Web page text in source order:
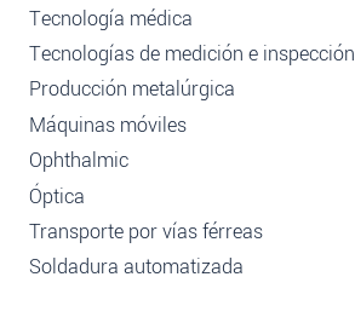
Tecnología médica
Tecnologías de medición e inspección
Producción metalúrgica
Máquinas móviles
Ophthalmic
Óptica
Transporte por vías férreas
Soldadura automatizada